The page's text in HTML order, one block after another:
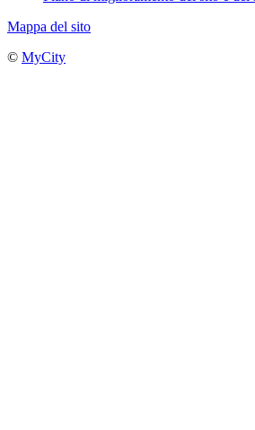
Mappa del sito
© MyCity